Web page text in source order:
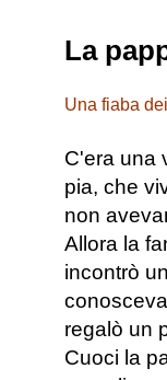
La
Una fiaba
C'era una
pia, che
non
Allora la
incontrò
regalò un
Cuoci la